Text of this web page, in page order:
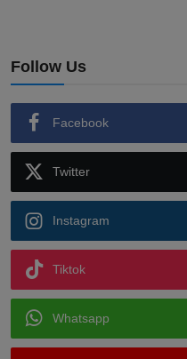
Follow Us
Facebook
Twitter
Instagram
Tiktok
Whatsapp